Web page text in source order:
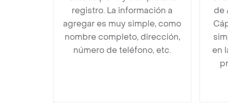
registro. La información a
agregar es muy simple, como
nombre completo, dirección,
número de teléfono, etc.
de
en